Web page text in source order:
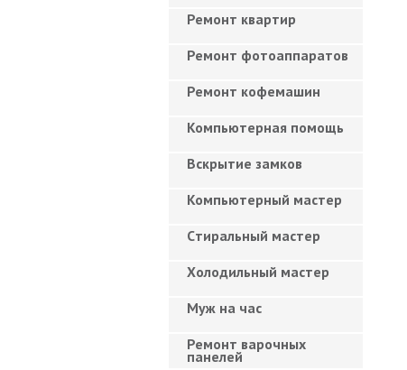
Ремонт квартир
Ремонт фотоаппаратов
Ремонт кофемашин
Компьютерная помощь
Вскрытие замков
Компьютерный мастер
Cтиральный мастер
Холодильный мастер
Муж на час
Ремонт варочных
панелей